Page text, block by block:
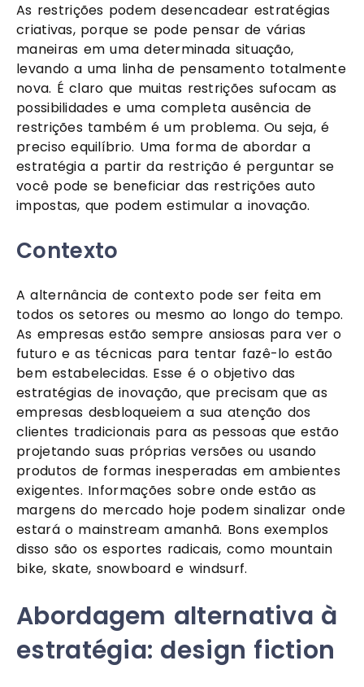
As restrições podem desencadear estratégias
criativas, porque se pode pensar de várias
maneiras em uma determinada situação,
levando a uma linha de pensamento totalmente
nova. É claro que muitas restrições sufocam as
possibilidades e uma completa ausência de
restrições também é um problema. Ou seja, é
preciso equilíbrio. Uma forma de abordar a
estratégia a partir da restrição é perguntar se
você pode se beneficiar das restrições auto
impostas, que podem estimular a inovação.
Contexto
A alternância de contexto pode ser feita em
todos os setores ou mesmo ao longo do tempo.
As empresas estão sempre ansiosas para ver o
futuro e as técnicas para tentar fazê-lo estão
bem estabelecidas. Esse é o objetivo das
estratégias de inovação, que precisam que as
empresas desbloqueiem a sua atenção dos
clientes tradicionais para as pessoas que estão
projetando suas próprias versões ou usando
produtos de formas inesperadas em ambientes
exigentes. Informações sobre onde estão as
margens do mercado hoje podem sinalizar onde
estará o mainstream amanhã. Bons exemplos
disso são os esportes radicais, como mountain
bike, skate, snowboard e windsurf.
Abordagem alternativa à
estratégia: design fiction